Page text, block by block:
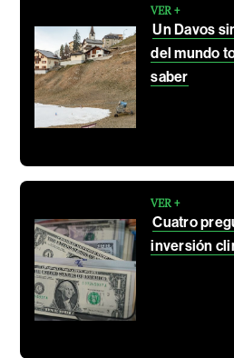
VER +
Un Davos
del mundo
saber
VER +
Cuatro
inversión